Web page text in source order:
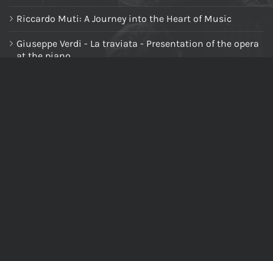
Riccardo Muti: A Journey into the Heart of Music
Giuseppe Verdi - La traviata - Presentation of the opera
at the piano